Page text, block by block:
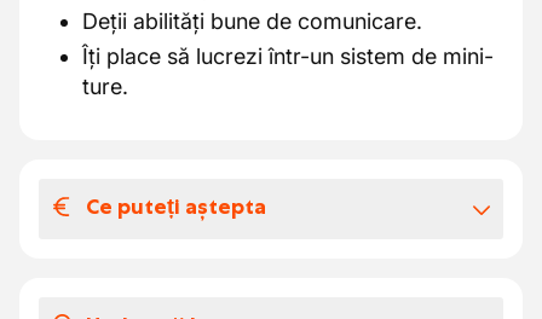
Deții abilități bune de comunicare.
Îți place să lucrezi într-un sistem de mini-
ture.
Ce puteți aștepta
Ce îți oferim pentru acest job ca mecanic de